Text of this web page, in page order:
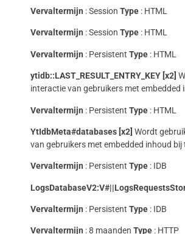
Vervaltermijn : Session Type : HTML
Vervaltermijn : Session Type : HTML
Vervaltermijn : Persistent Type : HTML
ytidb::LAST_RESULT_ENTRY_KEY [x2]
interactie van gebruikers met embedded
Vervaltermijn : Persistent Type : HTML
YtIdbMeta#databases [x2] Wordt
van gebruikers met embedded inhoud bij
Vervaltermijn : Persistent Type : IDB
Vervaltermijn : Persistent Type : IDB
Vervaltermijn : 8 maanden Type : HTTP